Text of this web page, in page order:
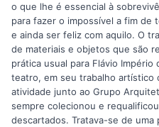
o que lhe é essencial à
para fazer o impossível a fim de
e ainda ser feliz com aquilo. O
de materiais e objetos que são
prática usual para Flávio
teatro, em seu trabalho artístico
atividade junto ao Grupo
sempre colecionou e
descartados. Tratava-se de